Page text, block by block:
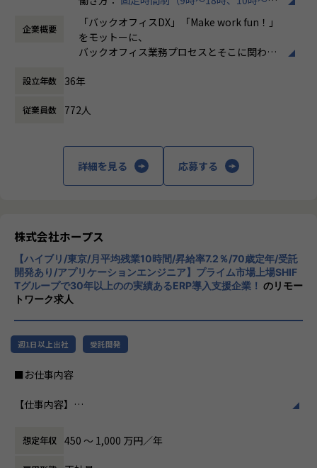
ルダーマネジメント、ServiceNowを活用したソリューショ
ン設計、技術方針策定、開発チームのリードなどをご担当い
ただきます。
また、組織拡大フェーズにあるため、新規プロジェクトの立
支える中核メンバーとしての活躍も期待しています。
きており、事業部全体でメンバーの育成に力を入れておりま
く携わることが可能です。
当社はSHIFTグループの強みを活かしながら、ERP・CRM・
EPM領域を中心としたDX支援を展開しており、ServiceNow
＜ポジションの魅力＞
・顧客と直接コミュニケーションを取りながらプロジェクト
を推進できる
・プロジェクトマネジメントやServiceNow導入の上流工程
に幅広く携わることができる
や組織づくりにもチャレンジできる
ら、将来的には組織マネージャーとしてのキャリア形成も可
※ご本人のご希望やご志向に合わせて、キャリアを作ってい
【キャリアパス※一例です※】
時など）
時間外労働の有無： 有（月平均10時間）
休憩時間： 60分
企業概要
「バックオフィスDX」「Make work fun！」
をモットーに、
バックオフィス業務プロセスとそこに関わる
企業競争力を向上させることを使命としてい
チ開発やコンサルティングまで幅広いサービ
スを提供しています。クラウドERPやローコ
ード開発を柱とし、業務効率化やDX推進、経
CloudやOracle ERP Cloudなどを活用し、企
業の業務プロセスを最適化し、経営管理の強
化を図っています1。
社風/文化
社内の風通しが良く、活気に満ちた雰囲気が
特徴です。多様性を重視し、様々な国籍や背
景を持つ社員が協力し合いながら働いていま
働き方/リモートワーク
均週2～3日の在宅勤務が可能です。転勤はな
設立年数 36年
従業員数 772人
詳細を見る 応募する
株式会社ホープス
【ハイブリ/東京/月平均残業10時間/昇給率7.2％/70歳定年/受託
開発あり/アプリケーションエンジニア】プライム市場上場SHIF
Tグループで30年以上のの実績あるERP導入支援企業！ のリモー
トワーク求人
週1日以上出社 受託開発
■お仕事内容
【仕事内容】
イルアプリの上流から開発工程までをご担当いただきます。
要件定義・開発・運用まで一貫して携わることができ、多く
のアプリケーション開発を経験することが可能です。
想定年収 450 〜 1,000 万円／年